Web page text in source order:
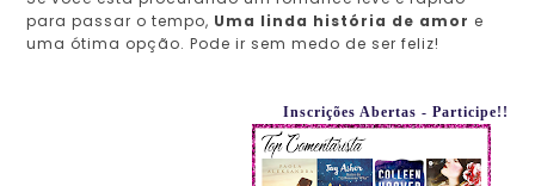
para passar o tempo, Uma linda história de amor e
uma ótima opção. Pode ir sem medo de ser feliz!
Inscrições Abertas - Participe!!